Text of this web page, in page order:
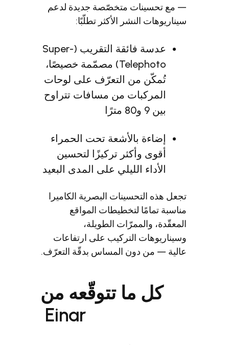
تحسينات متخصّصة جديدة لدعم
النشر الأكثر تطلّبًا:
عدسة فائقة التقريب (Super-
Telephoto) مصمّمة خصيصًا،
تُمكّن من التعرّف على لوحات
المركبات من مسافات تتراوح
إضاءة بالأشعة تحت الحمراء
أقوى وأكثر تركيزًا لتحسين
الأداء الليلي على المدى البعيد
هذه التحسينات البصرية الكاميرا
تمامًا لتخطيطات المواقع
والممرّات الطويلة،
التركيب على ارتفاعات
— من دون المساس بدقّة التعرّف.
كل ما تتوقّعه من